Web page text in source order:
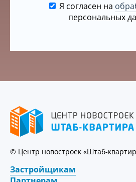
Я согласен на
персональных
© Центр новостроек «Штаб-
Застройщикам